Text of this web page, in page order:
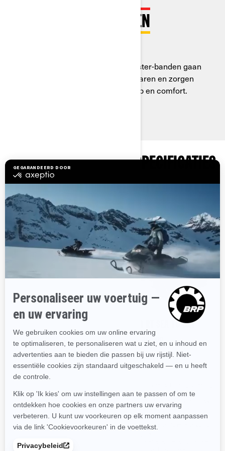
XPS ROADSTER-BANDEN
De opnieuw ontworpen XPS Roadster-banden gaan
twee keer zo lang mee als vorige jaren en zorgen
voor een veiligere rit met meer grip en comfort.
BEKIJK PAKKETTEN EN SPECIFICATIES
2025
Vanaf€ 34.699
twee personen
Verwarmde handgrepen en
zadel voor bestuurder en
passagier
Topcase met in totaal 177 liter
voor passagier
SPYDER RT SEA-TO-SKY
Vanaf € 36.699
voor twee personen
Uniek, stijlvol pakket met Dusk
Metallic kleur, moderne
sierlijsten in de kleur Moka en
Sea-To-Sky zadels met stiksels